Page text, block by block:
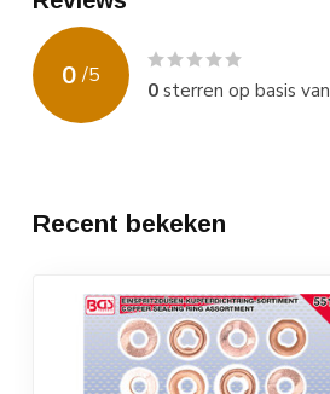
0 /5
0sterren op basis van
Recent bekeken